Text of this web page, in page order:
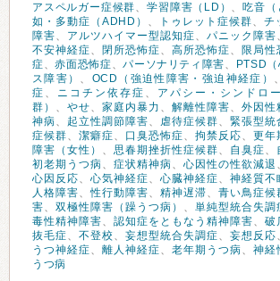
アスペルガー症候群、学習障害（LD） 、吃音（
如・多動症（ADHD） 、 トゥレット症候群、チ
障害、 アルツハイマー型認知症、 パニック障害
不安神経症、 閉所恐怖症、 高所恐怖症、 限局性
症、赤面恐怖症、パーソナリティ障害、
PTSD
ス障害） 、 OCD（強迫性障害・強迫神経症） 、
症 、 ニコチン依存症 、 アパシー・シンドロ
群） 、 やせ、 家庭内暴力 、 解離性障害、 外因性
神病、 起立性調節障害、 虐待症候群、 緊張型統
症候群、 潔癖症、 口臭恐怖症、 拘禁反応、 更年
障害（女性） 、 思春期挫折性症候群、 自臭症、
初老期うつ病、 症状精神病、 心因性の性欲減退
心因反応、 心気神経症、 心臓神経症、 神経質不
人格障害、性行動障害、 精神遅滞、 青い鳥症候
害、 双極性障害（躁うつ病） 、 単純型統合失調
毒性精神障害、 認知症をともなう精神障害、 破
抜毛症、 不登校、 妄想型統合失調症、 妄想反応
うつ神経症、 離人神経症、 老年期うつ病、 神経
うつ病